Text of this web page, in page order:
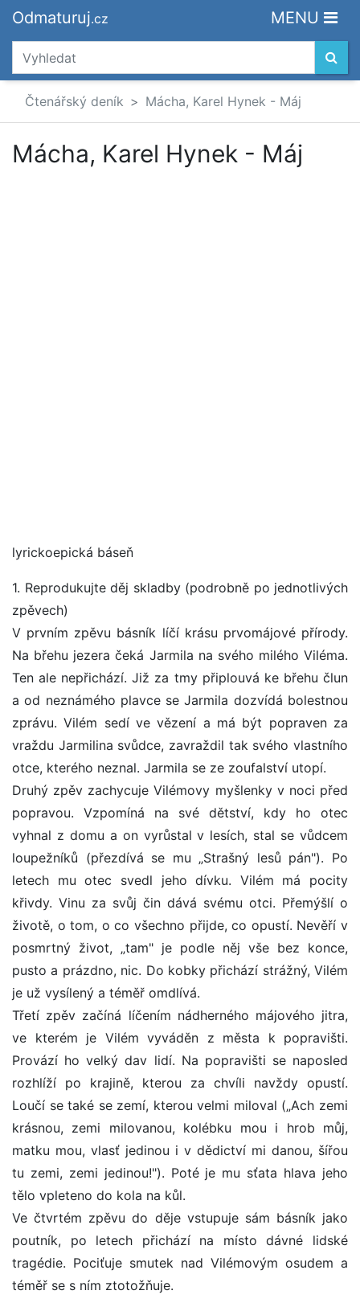
Odmaturuj.cz MENU
Čtenářský deník Mácha, Karel Hynek - Máj
Mácha, Karel Hynek - Máj
lyrickoepická báseň
1. Reprodukujte děj skladby (podrobně po jednotlivých
zpěvech)
V prvním zpěvu básník líčí krásu prvomájové přírody.
Na břehu jezera čeká Jarmila na svého milého Viléma.
Ten ale nepřichází. Již za tmy připlouvá ke břehu člun
a od neznámého plavce se Jarmila dozvídá bolestnou
zprávu. Vilém sedí ve vězení a má být popraven za
vraždu Jarmilina svůdce, zavraždil tak svého vlastního
otce, kterého neznal. Jarmila se ze zoufalství utopí.
Druhý zpěv zachycuje Vilémovy myšlenky v noci před
popravou. Vzpomíná na své dětství, kdy ho otec
vyhnal z domu a on vyrůstal v lesích, stal se vůdcem
loupežníků (přezdívá se mu „Strašný lesů pán"). Po
letech mu otec svedl jeho dívku. Vilém má pocity
křivdy. Vinu za svůj čin dává svému otci. Přemýšlí o
životě, o tom, o co všechno přijde, co opustí. Nevěří v
posmrtný život, „tam" je podle něj vše bez konce,
pusto a prázdno, nic. Do kobky přichází strážný, Vilém
je už vysílený a téměř omdlívá.
Třetí zpěv začíná líčením nádherného májového jitra,
ve kterém je Vilém vyváděn z města k popravišti.
Provází ho velký dav lidí. Na popravišti se naposled
rozhlíží po krajině, kterou za chvíli navždy opustí.
Loučí se také se zemí, kterou velmi miloval („Ach zemi
krásnou, zemi milovanou, kolébku mou i hrob můj,
matku mou, vlasť jedinou i v dědictví mi danou, šířou
tu zemi, zemi jedinou!"). Poté je mu sťata hlava jeho
tělo vpleteno do kola na kůl.
Ve čtvrtém zpěvu do děje vstupuje sám básník jako
poutník, po letech přichází na místo dávné lidské
tragédie. Pociťuje smutek nad Vilémovým osudem a
téměř se s ním ztotožňuje.